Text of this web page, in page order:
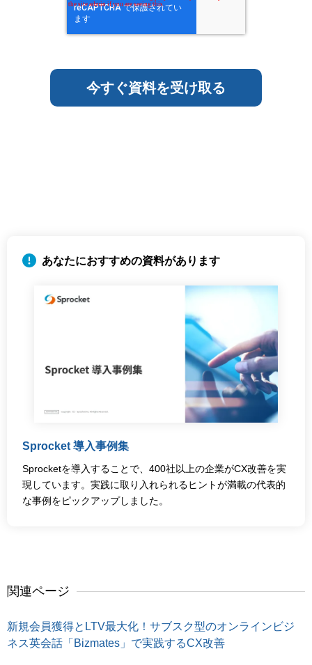
Sprocket 導入事例集
Sprocketを導入することで、400社以上の企業がCX改善を実
現しています。実践に取り入れられるヒントが満載の代表的
な事例をピックアップしました。
関連ページ
新規会員獲得とLTV最大化！サブスク型のオンラインビジ
ネス英会話「Bizmates」で実践するCX改善